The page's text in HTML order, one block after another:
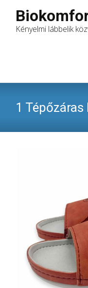
Kényelmi lábbelik
1